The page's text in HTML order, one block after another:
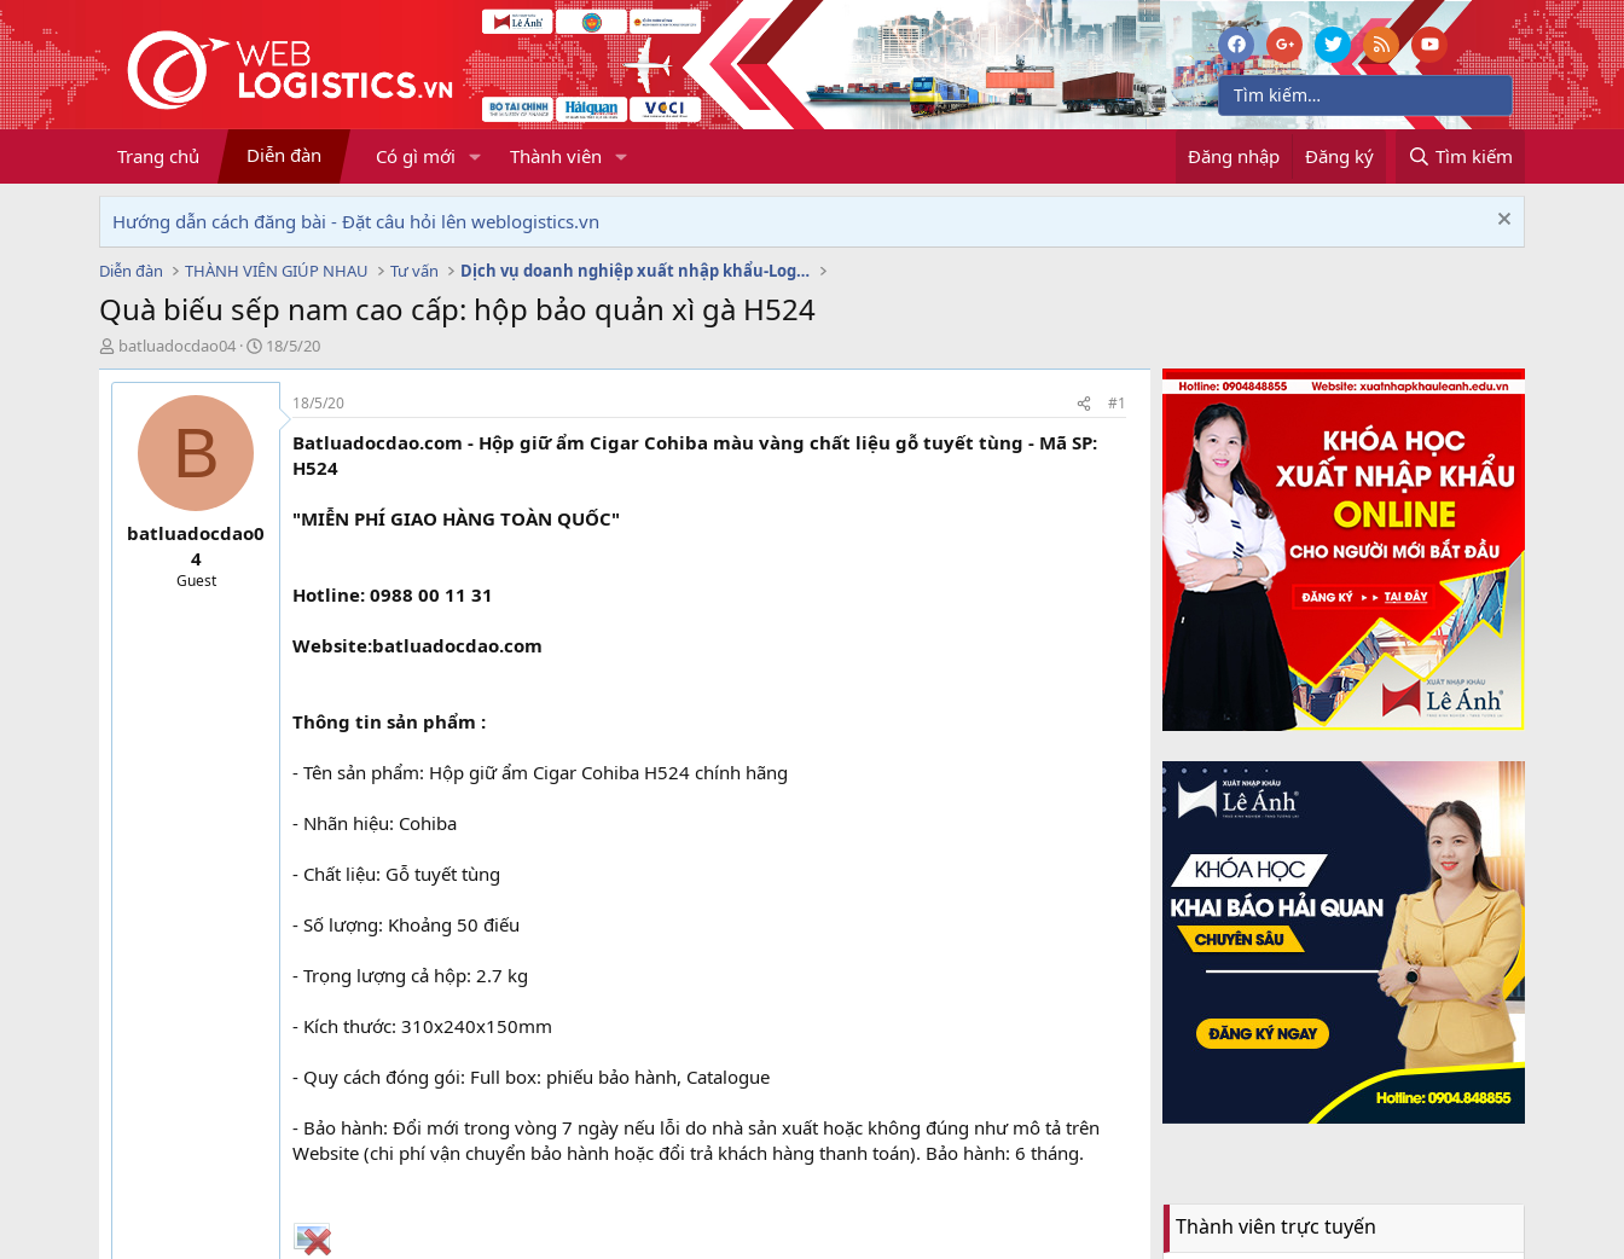
Trang chủ Diễn đàn Có gì mới Thành viên Đăng nhập Đăng ký Tìm kiếm
Hướng dẫn cách đăng bài - Đặt câu hỏi lên weblogistics.vn
Diễn đàn THÀNH VIÊN GIÚP NHAU Tư vấn Dịch vụ doanh nghiệp xuất nhập khẩu-Logistics
Quà biếu sếp nam cao cấp: hộp bảo quản xì gà H524
T
h
r
batluadocdao04
N
g
à
18/5/20
B
batluadocdao0
4
Guest
18/5/20 #1
Batluadocdao.com - Hộp giữ ẩm Cigar Cohiba màu vàng chất liệu gỗ tuyết tùng - Mã SP:
H524
"MIỄN PHÍ GIAO HÀNG TOÀN QUỐC"
Hotline: 0988 00 11 31
Website:batluadocdao.com
Thông tin sản phẩm :
- Tên sản phẩm: Hộp giữ ẩm Cigar Cohiba H524 chính hãng
- Nhãn hiệu: Cohiba
- Chất liệu: Gỗ tuyết tùng
- Số lượng: Khoảng 50 điếu
- Trọng lượng cả hộp: 2.7 kg
- Kích thước: 310x240x150mm
- Quy cách đóng gói: Full box: phiếu bảo hành, Catalogue
- Bảo hành: Đổi mới trong vòng 7 ngày nếu lỗi do nhà sản xuất hoặc không đúng như mô tả trên
Website (chi phí vận chuyển bảo hành hoặc đổi trả khách hàng thanh toán). Bảo hành: 6 tháng.
Thành viên trực tuyến